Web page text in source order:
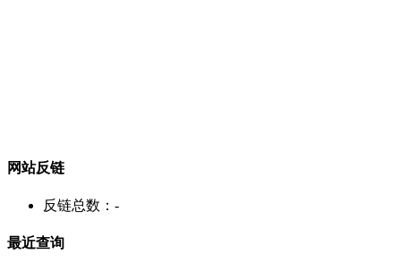
网站反链
反链总数： -
最近查询